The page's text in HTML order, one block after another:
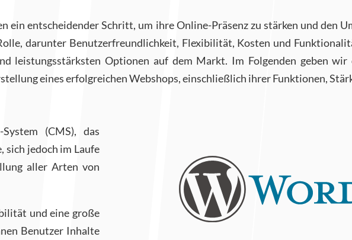
entscheidender Schritt, um ihre Online-Präsenz zu stärken und den
darunter Benutzerfreundlichkeit, Flexibilität, Kosten und
leistungsstärksten Optionen auf dem Markt. Im Folgenden geben
eines erfolgreichen Webshops, einschließlich ihrer Funktionen,
(CMS), das
sich jedoch im Laufe
aller Arten von
und eine große
Benutzer Inhalte